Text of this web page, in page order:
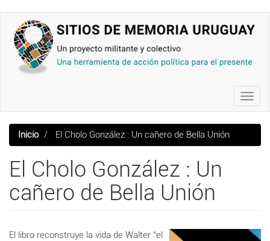
contenido
principal
Inicio El Cholo González : Un cañero de Bella Unión
El Cholo González : Un
cañero de Bella Unión
El libro reconstruye la vida de Walter “el